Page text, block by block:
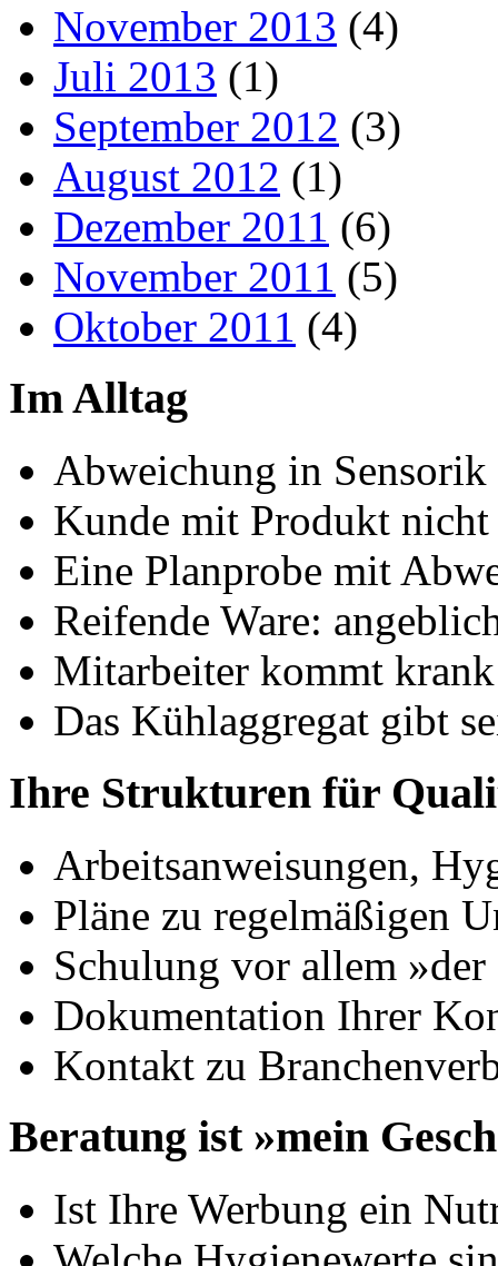
November 2013 (4)
Juli 2013 (1)
September 2012 (3)
August 2012 (1)
Dezember 2011 (6)
November 2011 (5)
Oktober 2011 (4)
Im Alltag
Abweichung in
Kunde mit Produkt
Eine Planprobe mit
Reifende Ware:
Mitarbeiter kommt
Das Kühlaggregat gibt
Ihre Strukturen für
Arbeitsanweisungen,
Pläne zu regelmäßigen
Schulung vor allem »der
Dokumentation Ihrer
Kontakt zu
Beratung ist »mein
Ist Ihre Werbung ein